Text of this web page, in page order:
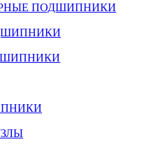
ПОДШИПНИКИ